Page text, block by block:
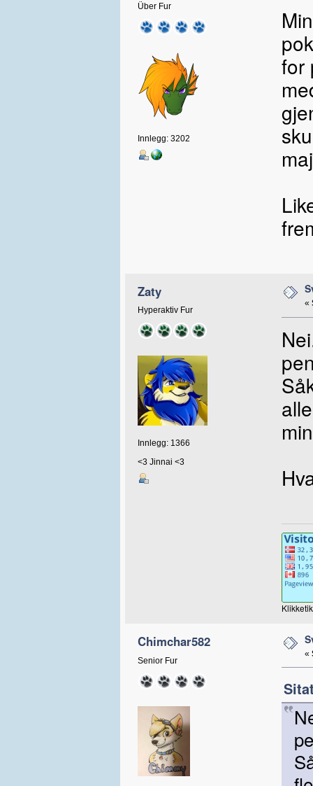
Über Fur
Innlegg: 3202
for
Zaty
Hyperaktiv Fur
Innlegg: 1366
<3 Jinnai <3
«
Chimchar582
Senior Fur
«